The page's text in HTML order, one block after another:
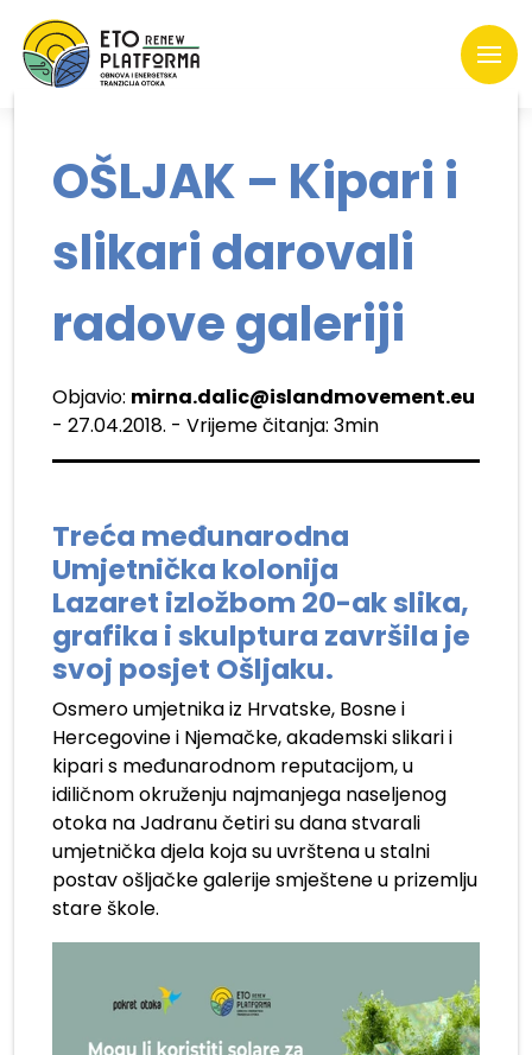
OŠLJAK – Kipari i
slikari darovali
radove galeriji
Objavio: mirna.dalic@islandmovement.eu
- 27.04.2018. - Vrijeme čitanja: 3min
Treća međunarodna
Umjetnička kolonija
Lazaret izložbom 20-ak slika,
grafika i skulptura završila je
svoj posjet Ošljaku.
Osmero umjetnika iz Hrvatske, Bosne i
Hercegovine i Njemačke, akademski slikari i
kipari s međunarodnom reputacijom, u
idiličnom okruženju najmanjega naseljenog
otoka na Jadranu četiri su dana stvarali
umjetnička djela koja su uvrštena u stalni
postav ošljačke galerije smještene u prizemlju
stare škole.